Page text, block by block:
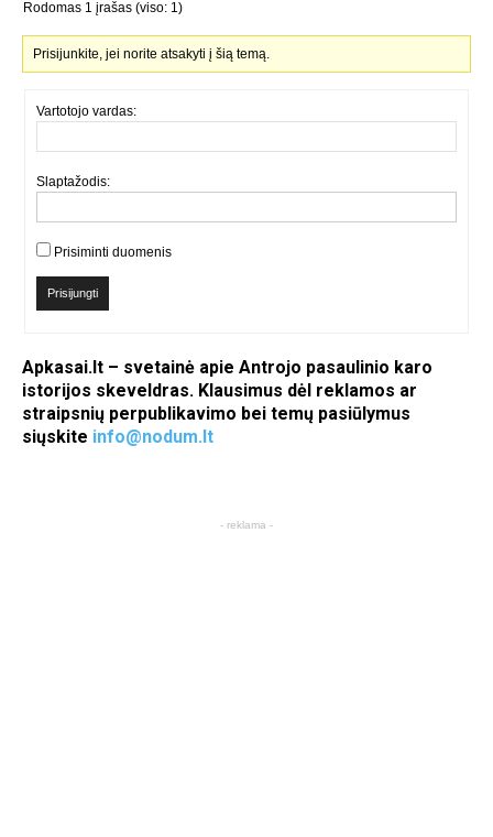
Rodomas 1 įrašas (viso: 1)
Prisijunkite, jei norite atsakyti į šią temą.
Vartotojo vardas:
Slaptažodis:
Prisiminti duomenis
Prisijungti
Apkasai.lt – svetainė apie Antrojo pasaulinio karo
istorijos skeveldras. Klausimus dėl reklamos ar
straipsnių perpublikavimo bei temų pasiūlymus
siųskite info@nodum.lt
- reklama -